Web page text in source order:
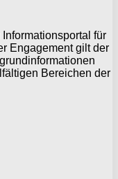
für
Engagement gilt der
Bereichen der